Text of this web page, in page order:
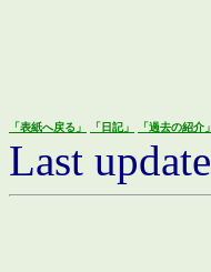
「表紙へ戻る」 「日記」 「過去の紹介」
Last